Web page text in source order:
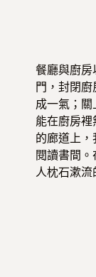
餐廳與廚房
門，封閉
成一氣；關
能在廚房裡
的廊道上，
閱讀書間
人枕石漱